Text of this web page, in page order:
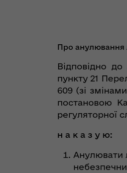
Про анулювання
Відповідно до
пункту 21
609 (зі
постановою
регуляторної
н а к а з у ю:
Анулювати